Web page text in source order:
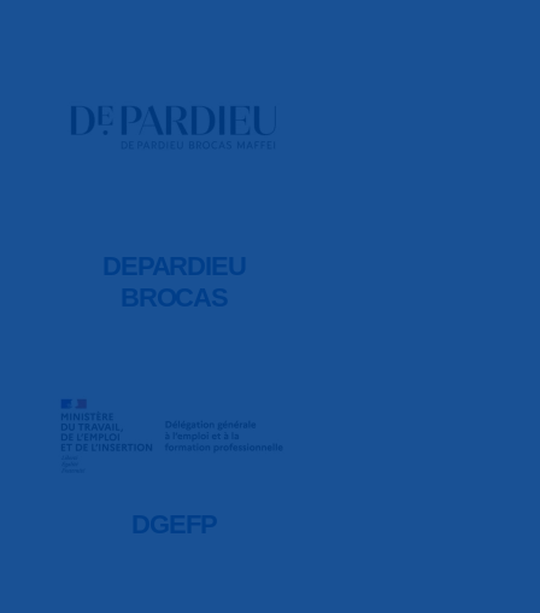
DEPARDIEU
BROCAS
DGEFP